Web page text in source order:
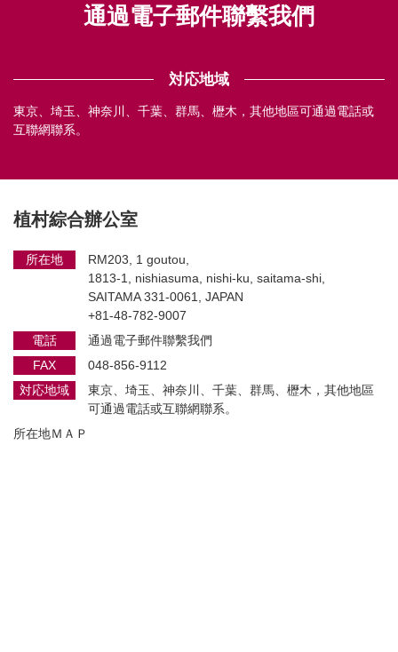
通過電子郵件聯繫我們
対応地域
東京、埼玉、神奈川、千葉、群馬、櫪木，其他地區可通過電話或
互聯網聯系。
植村綜合辦公室
所在地
RM203, 1 goutou,
1813-1, nishiasuma, nishi-ku, saitama-shi,
SAITAMA 331-0061, JAPAN
+81-48-782-9007
電話
通過電子郵件聯繫我們
FAX
048-856-9112
対応地域
東京、埼玉、神奈川、千葉、群馬、櫪木，其他地區
可通過電話或互聯網聯系。
所在地ＭＡＰ